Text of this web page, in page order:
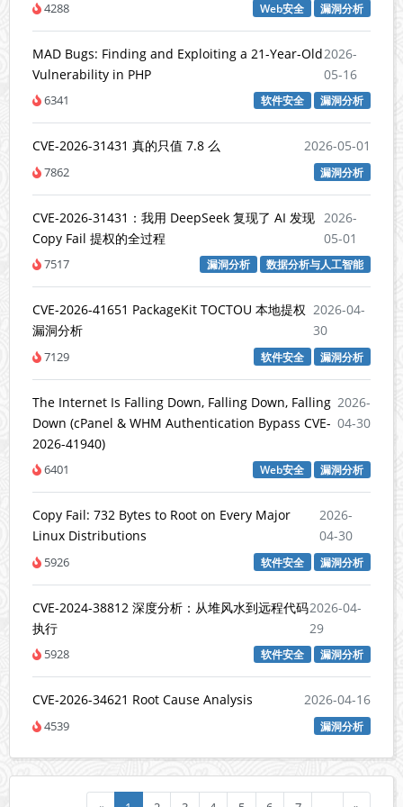
4288 Web安全 漏洞分析
MAD Bugs: Finding and Exploiting a 21-Year-Old
Vulnerability in PHP
2026-
05-16
6341 软件安全 漏洞分析
CVE-2026-31431 真的只值 7.8 么 2026-05-01
7862 漏洞分析
CVE-2026-31431：我用 DeepSeek 复现了 AI 发现
Copy Fail 提权的全过程
2026-
05-01
7517 漏洞分析 数据分析与人工智能
CVE-2026-41651 PackageKit TOCTOU 本地提权
漏洞分析
2026-04-
30
7129 软件安全 漏洞分析
The Internet Is Falling Down, Falling Down, Falling
Down (cPanel & WHM Authentication Bypass CVE-
2026-41940)
2026-
04-30
6401 Web安全 漏洞分析
Copy Fail: 732 Bytes to Root on Every Major
Linux Distributions
2026-
04-30
5926 软件安全 漏洞分析
CVE-2024-38812 深度分析：从堆风水到远程代码
执行
2026-04-
29
5928 软件安全 漏洞分析
CVE-2026-34621 Root Cause Analysis 2026-04-16
4539 漏洞分析